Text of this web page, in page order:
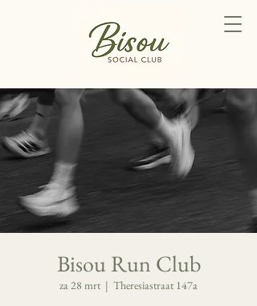
Bisou Run Club
za 28 mrt
  |
Theresiastraat 147a